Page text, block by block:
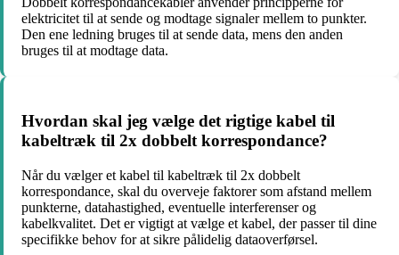
elektricitet til at sende og modtage signaler mellem to punkter.
Den ene ledning bruges til at sende data, mens den anden
bruges til at modtage data.
Hvordan skal jeg vælge det rigtige kabel til
kabeltræk til 2x dobbelt korrespondance?
Når du vælger et kabel til kabeltræk til 2x dobbelt
korrespondance, skal du overveje faktorer som afstand mellem
punkterne, datahastighed, eventuelle interferenser og
kabelkvalitet. Det er vigtigt at vælge et kabel, der passer til dine
specifikke behov for at sikre pålidelig dataoverførsel.